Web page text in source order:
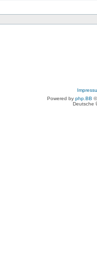
Powered by php.BB
Deutsche